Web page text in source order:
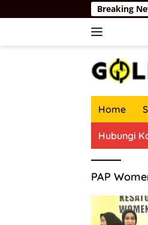
ke
Breaking
Home
Hubungi
PAP